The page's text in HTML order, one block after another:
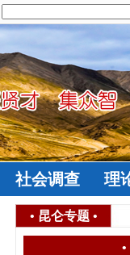
社会调查 理
• 昆仑专题 •
•